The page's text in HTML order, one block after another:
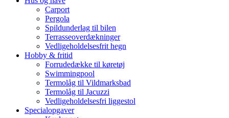
Carport
Pergola
Spildunderlag til bilen
Terrasseoverdækninger
Vedligeholdelsesfrit hegn
Hobby & fritid
Forrudedække til køretøj
Swimmingpool
Termolåg til Vildmarksbad
Termolåg til Jacuzzi
Vedligeholdelsesfri liggestol
Specialopgaver